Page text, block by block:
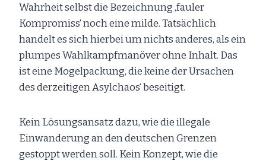
Wahrheit selbst die Bezeichnung ‚fauler
Kompromiss‘ noch eine milde. Tatsächlich
handelt es sich hierbei um nichts anderes, als ein
plumpes Wahlkampfmanöver ohne Inhalt. Das
ist eine Mogelpackung, die keine der Ursachen
des derzeitigen Asylchaos‘ beseitigt.
Kein Lösungsansatz dazu, wie die illegale
Einwanderung an den deutschen Grenzen
gestoppt werden soll. Kein Konzept, wie die